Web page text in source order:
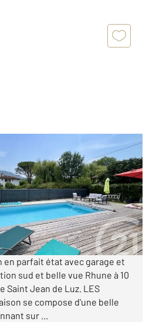
€
en parfait état avec garage et
sud et belle vue Rhune à 10
Saint Jean de Luz. LES
se compose d'une belle
sur ...